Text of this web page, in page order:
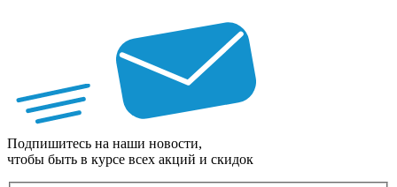
Подпишитесь на наши новости,
чтобы быть в курсе всех акций и скидок